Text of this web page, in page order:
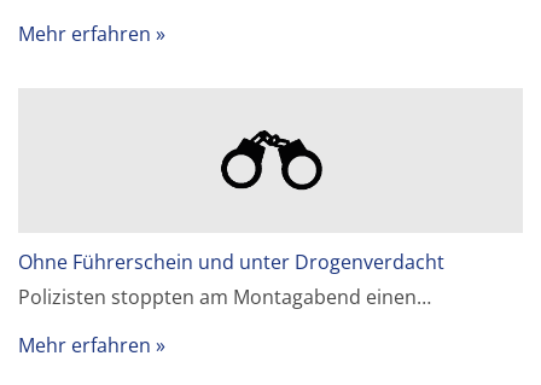
Mehr erfahren
Ohne Führerschein und unter Drogenverdacht
Polizisten stoppten am Montagabend einen…
Mehr erfahren